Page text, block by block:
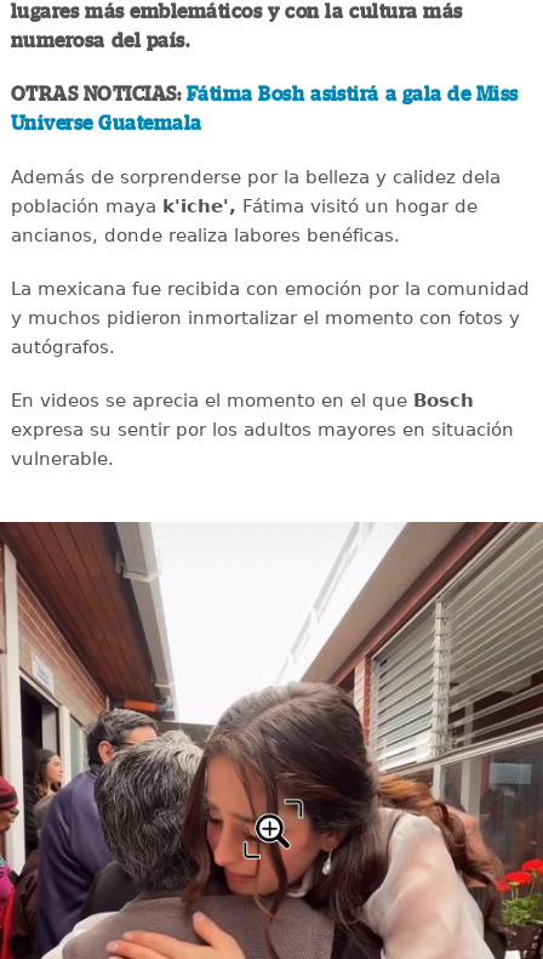
lugares más emblemáticos y con la cultura más
numerosa del país.
OTRAS NOTICIAS: Fátima Bosh asistirá a gala de Miss
Universe Guatemala
Además de sorprenderse por la belleza y calidez dela
población maya k'iche', Fátima visitó un hogar de
ancianos, donde realiza labores benéficas.
La mexicana fue recibida con emoción por la comunidad
y muchos pidieron inmortalizar el momento con fotos y
autógrafos.
En videos se aprecia el momento en el queBosch
expresa su sentir por los adultos mayores en situación
vulnerable.